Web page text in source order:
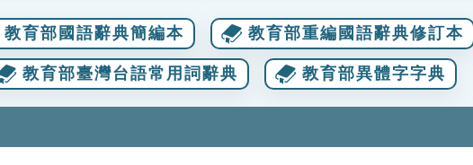
教育部國語辭典簡編本 教育部重編國語辭典修訂本
教育部臺灣台語常用詞辭典 教育部異體字字典